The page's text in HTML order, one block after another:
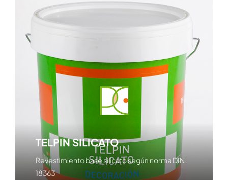
TELPIN SILICATO
Revestimiento base silicato según norma DIN
18363